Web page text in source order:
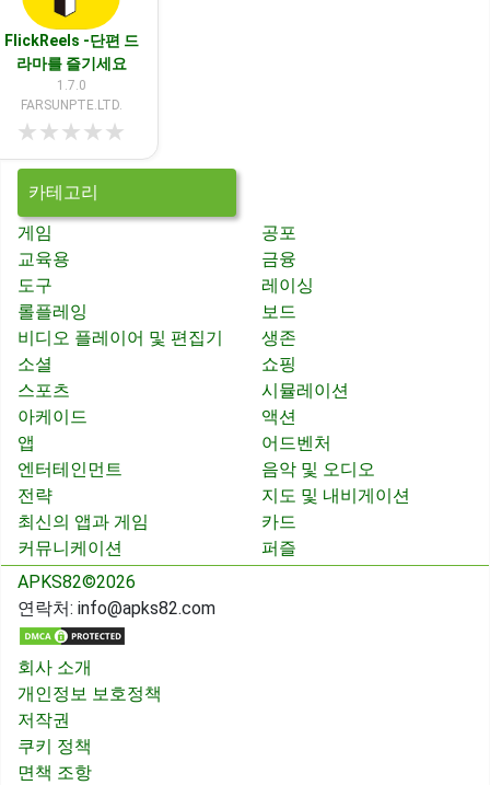
FlickReels -단편 드
라마를 즐기세요
1.7.0
FARSUNPTE.LTD.
★★★★★
카테고리
게임
공포
교육용
금융
도구
레이싱
롤플레잉
보드
비디오 플레이어 및 편집기
생존
소셜
쇼핑
스포츠
시뮬레이션
아케이드
액션
앱
어드벤처
엔터테인먼트
음악 및 오디오
전략
지도 및 내비게이션
최신의 앱과 게임
카드
커뮤니케이션
퍼즐
APKS82©2026
연락처: info@apks82.com
회사 소개
개인정보 보호정책
저작권
쿠키 정책
면책 조항